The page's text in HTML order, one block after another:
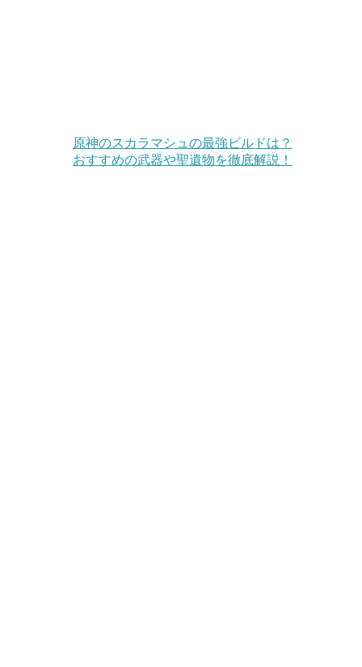
原神のスカラマシュの最強ビルドは？
おすすめの武器や聖遺物を徹底解説！